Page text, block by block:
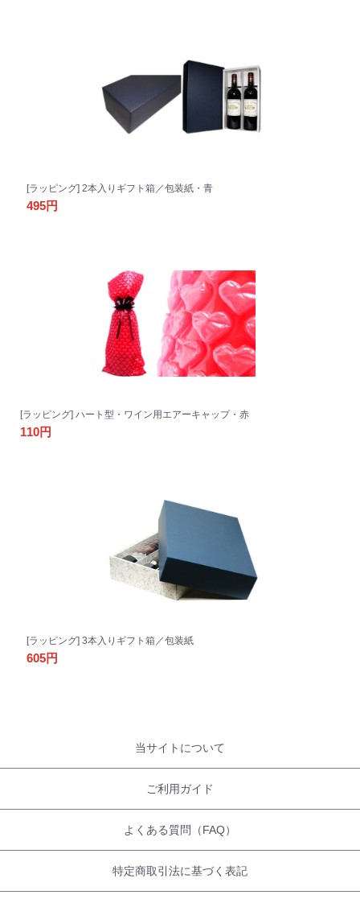
[ラッピング] 2本入りギフト箱／包装紙・青
495円
[ラッピング] ハート型・ワイン用エアーキャップ・赤
110円
[ラッピング] 3本入りギフト箱／包装紙
605円
当サイトについて
ご利用ガイド
よくある質問（FAQ）
特定商取引法に基づく表記